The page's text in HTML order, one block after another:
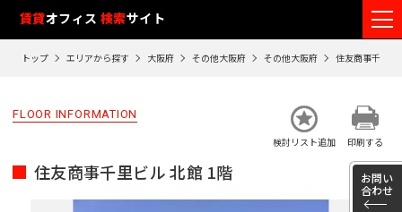
賃貸オフィス 検索サイト
トップ エリアから探す 大阪府 その他大阪府 その他大阪府 住友商事千里ビ
FLOOR INFORMATION
検討リスト追加 印刷する
お問い
合わせ
住友商事千里ビル 北館 1階
フ
ロ
ア
覧
歴